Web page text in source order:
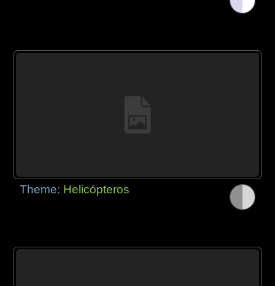
Theme: Helicópteros